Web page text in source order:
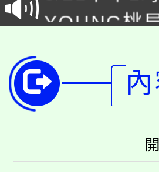
徵才活動。
YOUNG桃
開!
115年桃園
田徑場及游
桃園市低收
視費優惠
大園自造
份教師增能
大溪自造教